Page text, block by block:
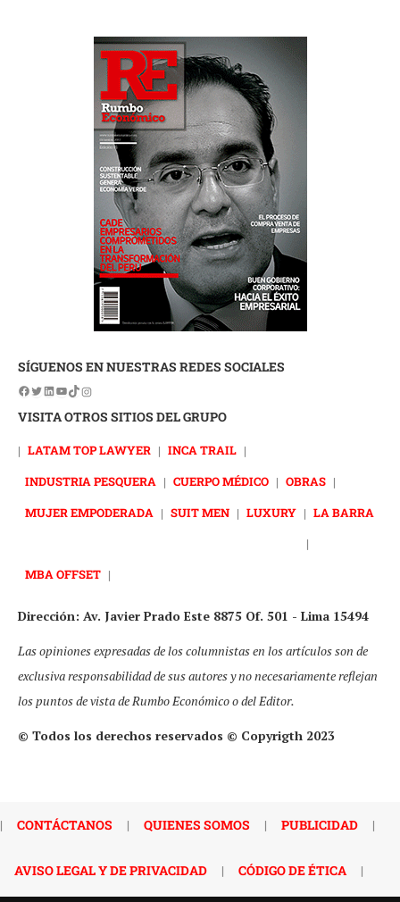
SÍGUENOS EN NUESTRAS REDES SOCIALES
VISITA OTROS SITIOS DEL GRUPO
| LATAM TOP LAWYER | INCA TRAIL |
INDUSTRIA PESQUERA | CUERPO MÉDICO | OBRAS |
MUJER EMPODERADA | SUIT MEN | LUXURY | LA BARRA
|
MBA OFFSET |
Dirección: Av. Javier Prado Este 8875 Of. 501 - Lima 15494
Las opiniones expresadas de los columnistas en los artículos son de
exclusiva responsabilidad de sus autores y no necesariamente reflejan
los puntos de vista de Rumbo Económico o del Editor.
© Todos los derechos reservados © Copyrigth 2023
| CONTÁCTANOS | QUIENES SOMOS | PUBLICIDAD |
AVISO LEGAL Y DE PRIVACIDAD | CÓDIGO DE ÉTICA |